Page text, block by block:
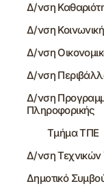
Δ/νση
Δ/νση
Δ/νση
Δ/νση
Δ/νση
Πληροφορικής
Τμήμα ΤΠΕ
Δ/νση Τεχνικών
Δημοτικό